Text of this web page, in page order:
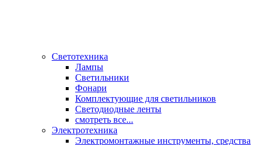
Светотехника
Лампы
Светильники
Фонари
Комплектующие для светильников
Светодиодные ленты
смотреть все...
Электротехника
Электромонтажные инструменты, средства